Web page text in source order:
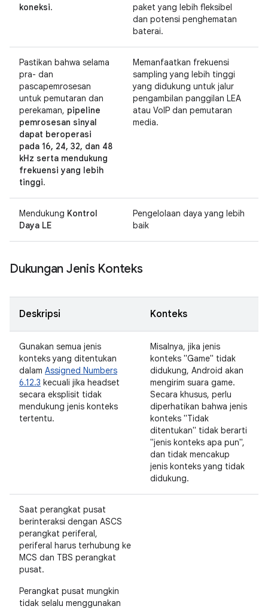
koneksi.
paket yang lebih fleksibel
dan potensi penghematan
baterai.
Pastikan bahwa selama
pra- dan
pascapemrosesan
untuk pemutaran dan
perekaman, pipeline
pemrosesan sinyal
dapat beroperasi
pada 16, 24, 32, dan 48
kHz serta mendukung
frekuensi yang lebih
tinggi.
Memanfaatkan frekuensi
sampling yang lebih tinggi
yang didukung untuk jalur
pengambilan panggilan LEA
atau VoIP dan pemutaran
media.
Mendukung Kontrol
Daya LE
Pengelolaan daya yang lebih
baik
Dukungan Jenis Konteks
Deskripsi Konteks
Gunakan semua jenis
konteks yang ditentukan
dalam Assigned Numbers
6.12.3 kecuali jika headset
secara eksplisit tidak
mendukung jenis konteks
tertentu.
Misalnya, jika jenis
konteks "Game" tidak
didukung, Android akan
mengirim suara game.
Secara khusus, perlu
diperhatikan bahwa jenis
konteks "Tidak
ditentukan" tidak berarti
"jenis konteks apa pun",
dan tidak mencakup
jenis konteks yang tidak
didukung.
Saat perangkat pusat
berinteraksi dengan ASCS
perangkat periferal,
periferal harus terhubung ke
MCS dan TBS perangkat
pusat.
Perangkat pusat mungkin
tidak selalu menggunakan